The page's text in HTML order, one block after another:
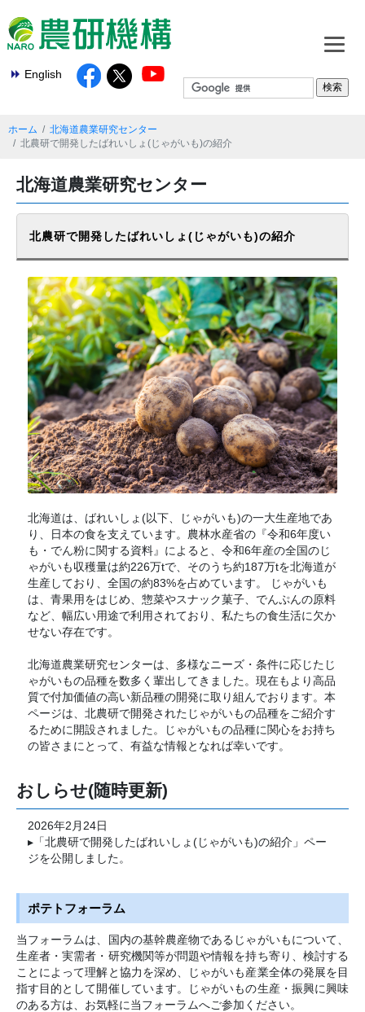
English
ホーム
北海道農業研究センター
北農研で開発したばれいしょ(じゃがいも)の紹介
北海道農業研究センター
北農研で開発したばれいしょ(じゃがいも)の紹介
北海道は、ばれいしょ(以下、じゃがいも)の一大生産地であ
り、日本の食を支えています。農林水産省の『令和6年度い
も・でん粉に関する資料』によると、令和6年産の全国のじ
ゃがいも収穫量は約226万tで、そのうち約187万tを北海道が
生産しており、全国の約83%を占めています。 じゃがいも
は、青果用をはじめ、惣菜やスナック菓子、でんぷんの原料
など、幅広い用途で利用されており、私たちの食生活に欠か
せない存在です。
北海道農業研究センターは、多様なニーズ・条件に応じたじ
ゃがいもの品種を数多く輩出してきました。現在もより高品
質で付加価値の高い新品種の開発に取り組んでおります。本
ページは、北農研で開発されたじゃがいもの品種をご紹介す
るために開設されました。じゃがいもの品種に関心をお持ち
の皆さまにとって、有益な情報となれば幸いです。
おしらせ(随時更新)
2026年2月24日
▸「北農研で開発したばれいしょ(じゃがいも)の紹介」ペー
ジを公開しました。
ポテトフォーラム
当フォーラムは、国内の基幹農産物であるじゃがいもについて、
生産者・実需者・研究機関等が問題や情報を持ち寄り、検討する
ことによって理解と協力を深め、じゃがいも産業全体の発展を目
指す目的として開催しています。じゃがいもの生産・振興に興味
のある方は、お気軽に当フォーラムへご参加ください。